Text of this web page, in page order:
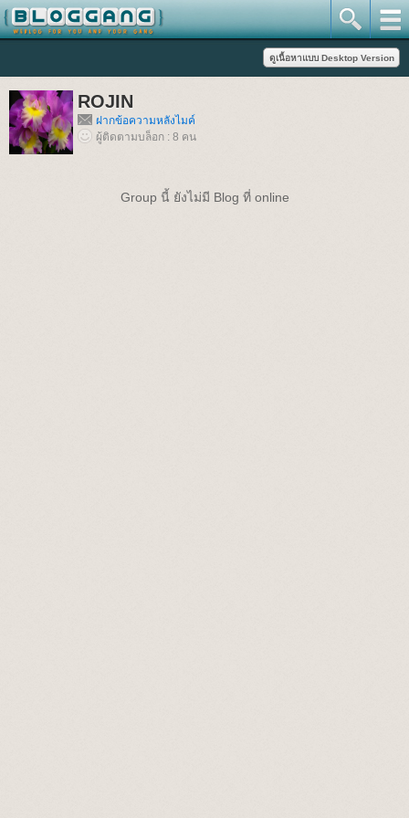
ROJIN
ฝากข้อความหลังไมค์
ผู้ติดตามบล็อก : 8 คน
Group นี้ ยังไม่มี Blog ที่ online